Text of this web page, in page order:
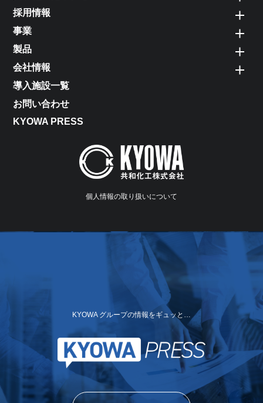
採用情報
事業
製品
会社情報
導入施設一覧
お問い合わせ
KYOWA PRESS
個人情報の取り扱いについて
KYOWA グループの情報をギュッと…